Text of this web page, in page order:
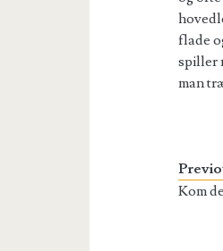
flade
spiller
man
Kom